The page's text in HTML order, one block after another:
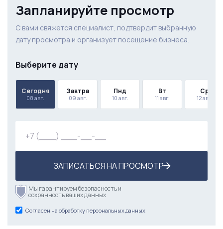
Запланируйте просмотр
С вами свяжется специалист, подтвердит выбранную
дату просмотра и организует посещение бизнеса.
Выберите дату
Сегодня
08 авг.
Завтра
09 авг.
Пнд
10 авг.
Вт
11 авг.
Ср
12 авг.
ЗАПИСАТЬСЯ НА ПРОСМОТР
Мы гарантируем безопасность и
сохранность ваших данных
Согласен на обработку персональных данных